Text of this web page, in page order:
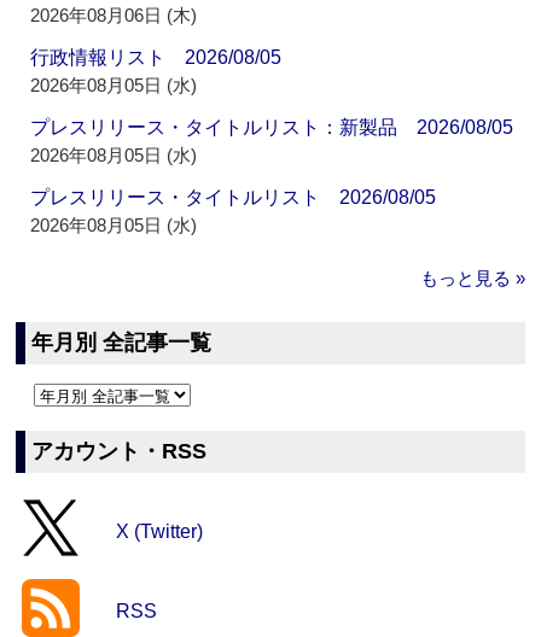
2026年08月06日 (木)
行政情報リスト 2026/08/05
2026年08月05日 (水)
プレスリリース・タイトルリスト：新製品 2026/08/05
2026年08月05日 (水)
プレスリリース・タイトルリスト 2026/08/05
2026年08月05日 (水)
もっと見る »
年月別 全記事一覧
アカウント・RSS
X (Twitter)
RSS